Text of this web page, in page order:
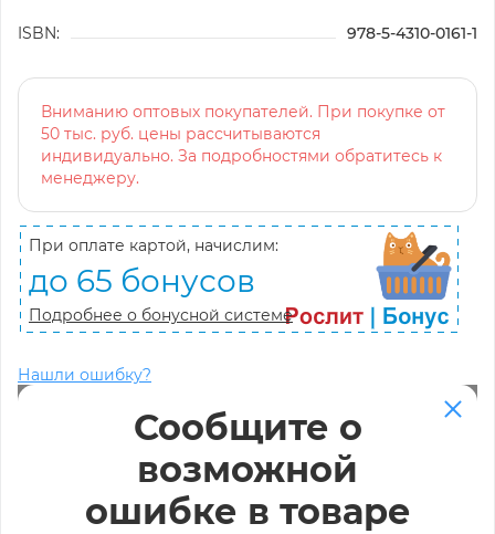
ISBN: 978-5-4310-0161-1
Вниманию оптовых покупателей. При покупке от
50 тыс. руб. цены рассчитываются
индивидуально. За подробностями обратитесь к
менеджеру.
При оплате картой, начислим:
до 65 бонусов
Подробнее о бонусной системе
Нашли ошибку?
Сообщите о
возможной
ошибке в товаре